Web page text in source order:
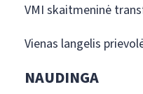
VMI skaitmeninė
Vienas langelis
NAUDINGA